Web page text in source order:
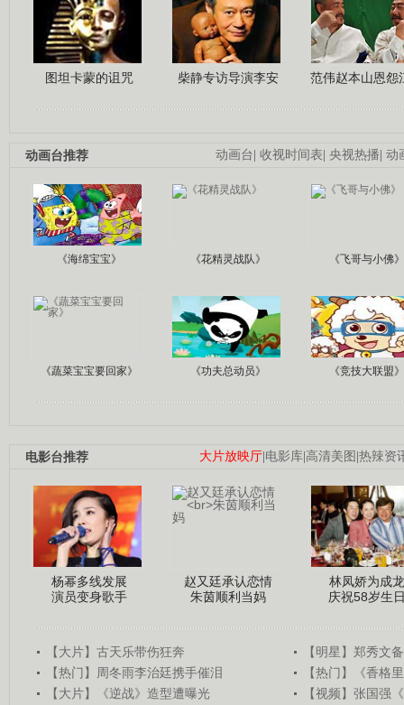
图坦卡蒙的诅咒 柴静专访导演李安 范伟赵本山恩怨
动画台| 收视时间表| 央视热播| 动
动画台推荐
《海绵宝宝》 《花精灵战队》 《飞哥与小佛》
《蔬菜宝宝要回家》 《功夫总动员》 《竞技大联盟》
大片放映厅|电影库|高清美图 |热辣资
电影台推荐
杨幂多线发展
演员变身歌手
赵又廷承认恋情
朱茵顺利当妈
林凤娇为成龙
庆祝58岁生
【大片】古天乐带伤狂奔
【明星】郑秀文
【热门】周冬雨李治廷携手催泪
【热门】《香格
【大片】《逆战》造型遭曝光
【视频】张国强